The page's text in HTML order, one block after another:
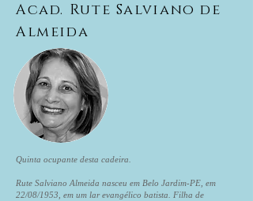
Acad. Rute Salviano de
Almeida
Quinta ocupante desta cadeira.
Rute Salviano Almeida nasceu em Belo Jardim-PE, em
22/08/1953, em um lar evangélico batista. Filha de